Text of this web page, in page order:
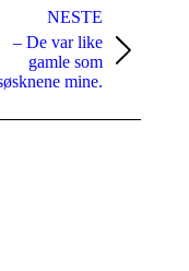
NESTE
– De var like
gamle som
mine.